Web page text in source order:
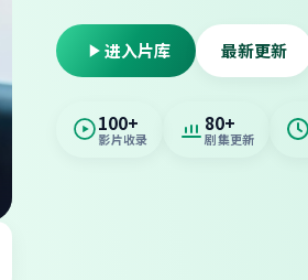
进入片库 最新更新
100+
影片收录
80+
剧集更新